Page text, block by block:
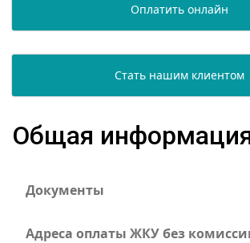
Оплатить онлайн
Стать нашим клиентом
Общая
Документы
Адреса оплаты ЖКУ без